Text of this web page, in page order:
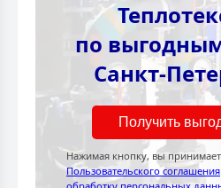
по
Санкт-
Получить
Нажимая кнопку, вы
Пользовательского соглашения